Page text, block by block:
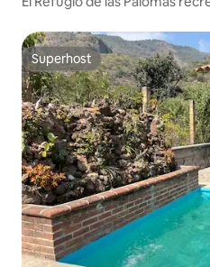
Superhost
Superhost